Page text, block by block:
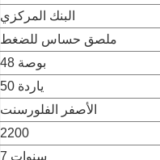
البنك المركزي
ملصق حساس للضغط
48 بوصة
50 ياردة
الأصفر الفلورسنت
2200
7 سنوات